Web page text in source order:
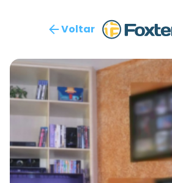
Voltar